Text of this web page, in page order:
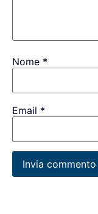
Nome *
Email *